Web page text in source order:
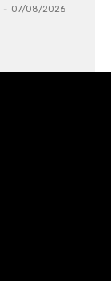
- 07/08/2026